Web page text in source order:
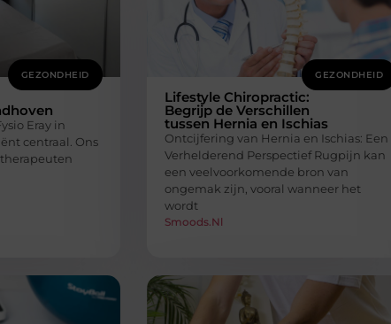
GEZONDHEID
Eray in
centraal. Ons
GEZONDHEID
Lifestyle Chiropractic:
Begrijp de Verschillen
tussen Hernia en Ischias
Ontcijfering van Hernia en Ischias: Een
Verhelderend Perspectief Rugpijn kan
een veelvoorkomende bron van
ongemak zijn, vooral wanneer het
wordt
Smoods.nl